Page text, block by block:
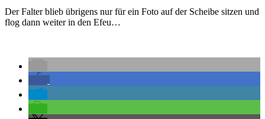
Der Falter blieb übrigens nur für ein Foto auf der Scheibe sitzen und
flog dann weiter in den Efeu…